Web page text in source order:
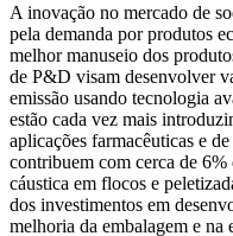
A inovação no mercado de
pela demanda por produtos
melhor manuseio dos
de P&D visam desenvolver
emissão usando tecnologia
estão cada vez mais
aplicações farmacêuticas e
contribuem com cerca de
cáustica em flocos e
dos investimentos em
melhoria da embalagem e